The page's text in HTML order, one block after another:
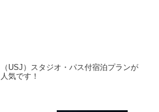
（USJ）スタジオ・パス付宿泊プランが
人気です！